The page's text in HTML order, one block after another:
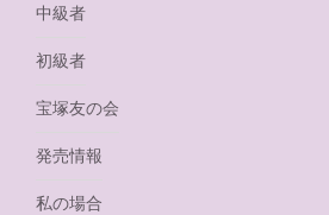
中級者
初級者
宝塚友の会
発売情報
私の場合